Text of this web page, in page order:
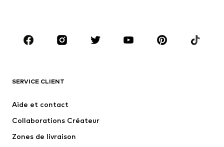
Accessoires
Premium
Nouveautés
Lingerie
SERVICE CLIENT
Aide et contact
Collaborations Créateur
Zones de livraison